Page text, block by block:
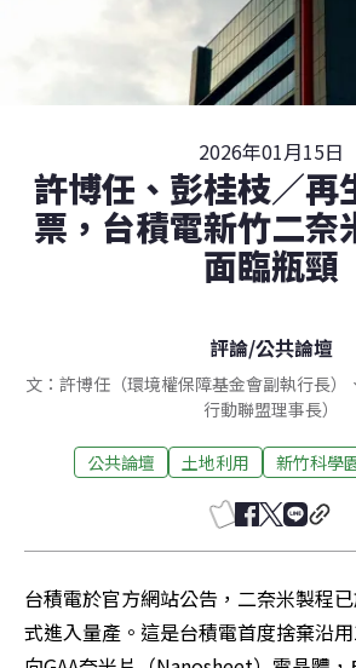
2026年01月15日
許博任、彭桂枝／再
票，台積電新竹二奈
面臨瓶頸
評論/公共論壇
文：許博任（環境權保障基金會副執行長）
行動聯盟理事長）
公共論壇 土地利用 新竹科學
台積電於官方網站公告，二奈米製程
式進入量產。這是台積電首度捨棄沿